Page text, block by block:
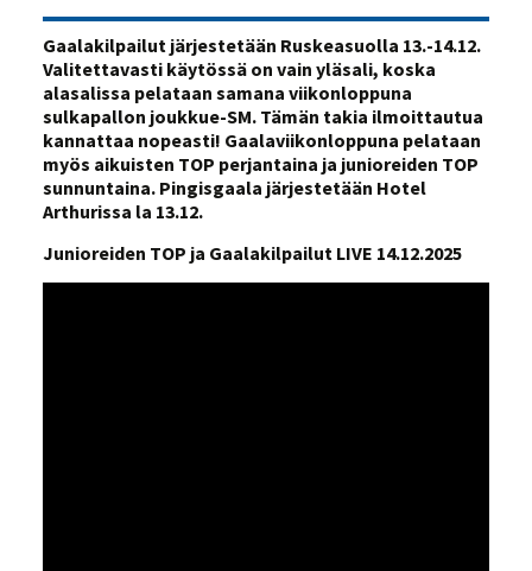
Gaalakilpailut järjestetään Ruskeasuolla 13.-14.12.
Valitettavasti käytössä on vain yläsali, koska
alasalissa pelataan samana viikonloppuna
sulkapallon joukkue-SM. Tämän takia ilmoittautua
kannattaa nopeasti! Gaalaviikonloppuna pelataan
myös aikuisten TOP perjantaina ja junioreiden TOP
sunnuntaina. Pingisgaala järjestetään Hotel
Arthurissa la 13.12.
Junioreiden TOP ja Gaalakilpailut LIVE 14.12.2025